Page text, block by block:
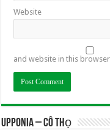
Website
and website in this
UPPONIA – Cô Thọ